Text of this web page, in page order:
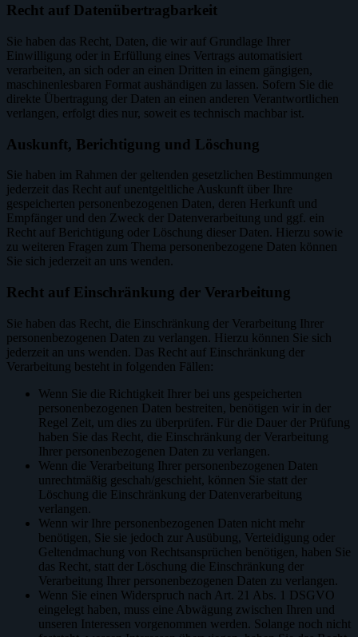
Recht auf Daten­übertrag­barkeit
Sie haben das Recht, Daten, die wir auf Grundlage Ihrer
Einwilligung oder in Erfüllung eines Vertrags automatisiert
verarbeiten, an sich oder an einen Dritten in einem gängigen,
maschinenlesbaren Format aushändigen zu lassen. Sofern Sie die
direkte Übertragung der Daten an einen anderen Verantwortlichen
verlangen, erfolgt dies nur, soweit es technisch machbar ist.
Auskunft, Berichtigung und Löschung
Sie haben im Rahmen der geltenden gesetzlichen Bestimmungen
jederzeit das Recht auf unentgeltliche Auskunft über Ihre
gespeicherten personenbezogenen Daten, deren Herkunft und
Empfänger und den Zweck der Datenverarbeitung und ggf. ein
Recht auf Berichtigung oder Löschung dieser Daten. Hierzu sowie
zu weiteren Fragen zum Thema personenbezogene Daten können
Sie sich jederzeit an uns wenden.
Recht auf Einschränkung der Verarbeitung
Sie haben das Recht, die Einschränkung der Verarbeitung Ihrer
personenbezogenen Daten zu verlangen. Hierzu können Sie sich
jederzeit an uns wenden. Das Recht auf Einschränkung der
Verarbeitung besteht in folgenden Fällen:
Wenn Sie die Richtigkeit Ihrer bei uns gespeicherten
personenbezogenen Daten bestreiten, benötigen wir in der
Regel Zeit, um dies zu überprüfen. Für die Dauer der Prüfung
haben Sie das Recht, die Einschränkung der Verarbeitung
Ihrer personenbezogenen Daten zu verlangen.
Wenn die Verarbeitung Ihrer personenbezogenen Daten
unrechtmäßig geschah/geschieht, können Sie statt der
Löschung die Einschränkung der Datenverarbeitung
verlangen.
Wenn wir Ihre personenbezogenen Daten nicht mehr
benötigen, Sie sie jedoch zur Ausübung, Verteidigung oder
Geltendmachung von Rechtsansprüchen benötigen, haben Sie
das Recht, statt der Löschung die Einschränkung der
Verarbeitung Ihrer personenbezogenen Daten zu verlangen.
Wenn Sie einen Widerspruch nach Art. 21 Abs. 1 DSGVO
eingelegt haben, muss eine Abwägung zwischen Ihren und
unseren Interessen vorgenommen werden. Solange noch nicht